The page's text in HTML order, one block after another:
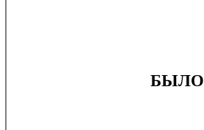
БЫЛО